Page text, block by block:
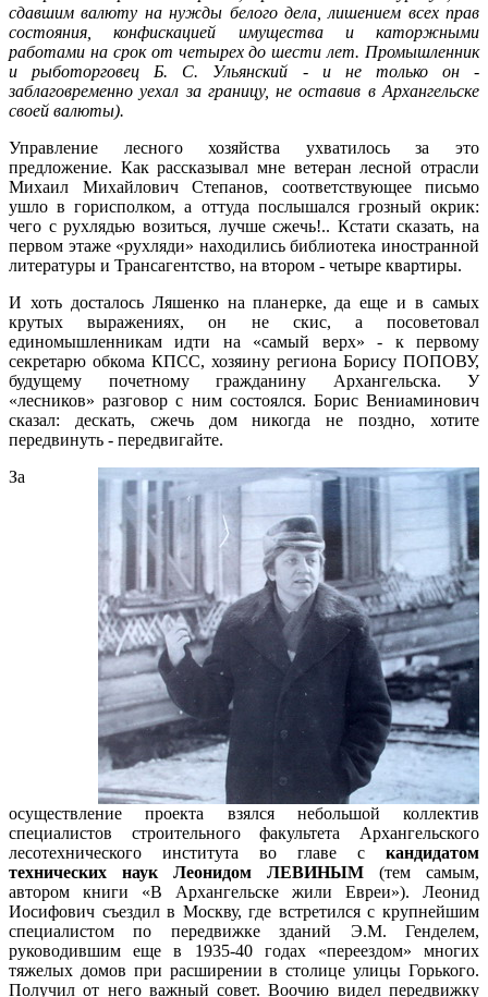
сдавшим валюту на нужды белого дела, лишением всех прав
состояния, конфискацией имущества и каторжными
работами на срок от четырех до шести лет. Промышленник
и рыботорговец Б. С. Ульянский - и не только он -
заблаговременно уехал за границу, не оставив в Архангельске
своей валюты).
Управление лесного хозяйства ухватилось за это
предложение. Как рассказывал мне ветеран лесной отрасли
Михаил Михайлович Степанов, соответствующее письмо
ушло в горисполком, а оттуда послышался грозный окрик:
чего с рухлядью возиться, лучше сжечь!.. Кстати сказать, на
первом этаже «рухляди» находились библиотека иностранной
литературы и Трансагентство, на втором - четыре квартиры.
И хоть досталось Ляшенко на планерке, да еще и в самых
крутых выражениях, он не скис, а посоветовал
единомышленникам идти на «самый верх» - к первому
секретарю обкома КПСС, хозяину региона Борису ПОПОВУ,
будущему почетному гражданину Архангельска. У
«лесников» разговор с ним состоялся. Борис Вениаминович
сказал: дескать, сжечь дом никогда не поздно, хотите
передвинуть - передвигайте.
За
осуществление проекта взялся небольшой коллектив
специалистов строительного факультета Архангельского
лесотехнического института во главе с кандидатом
технических наук Леонидом ЛЕВИНЫМ (тем самым,
автором книги «В Архангельске жили Евреи»). Леонид
Иосифович съездил в Москву, где встретился с крупнейшим
специалистом по передвижке зданий Э.М. Генделем,
руководившим еще в 1935-40 годах «переездом» многих
тяжелых домов при расширении в столице улицы Горького.
Получил от него важный совет. Воочию видел передвижку